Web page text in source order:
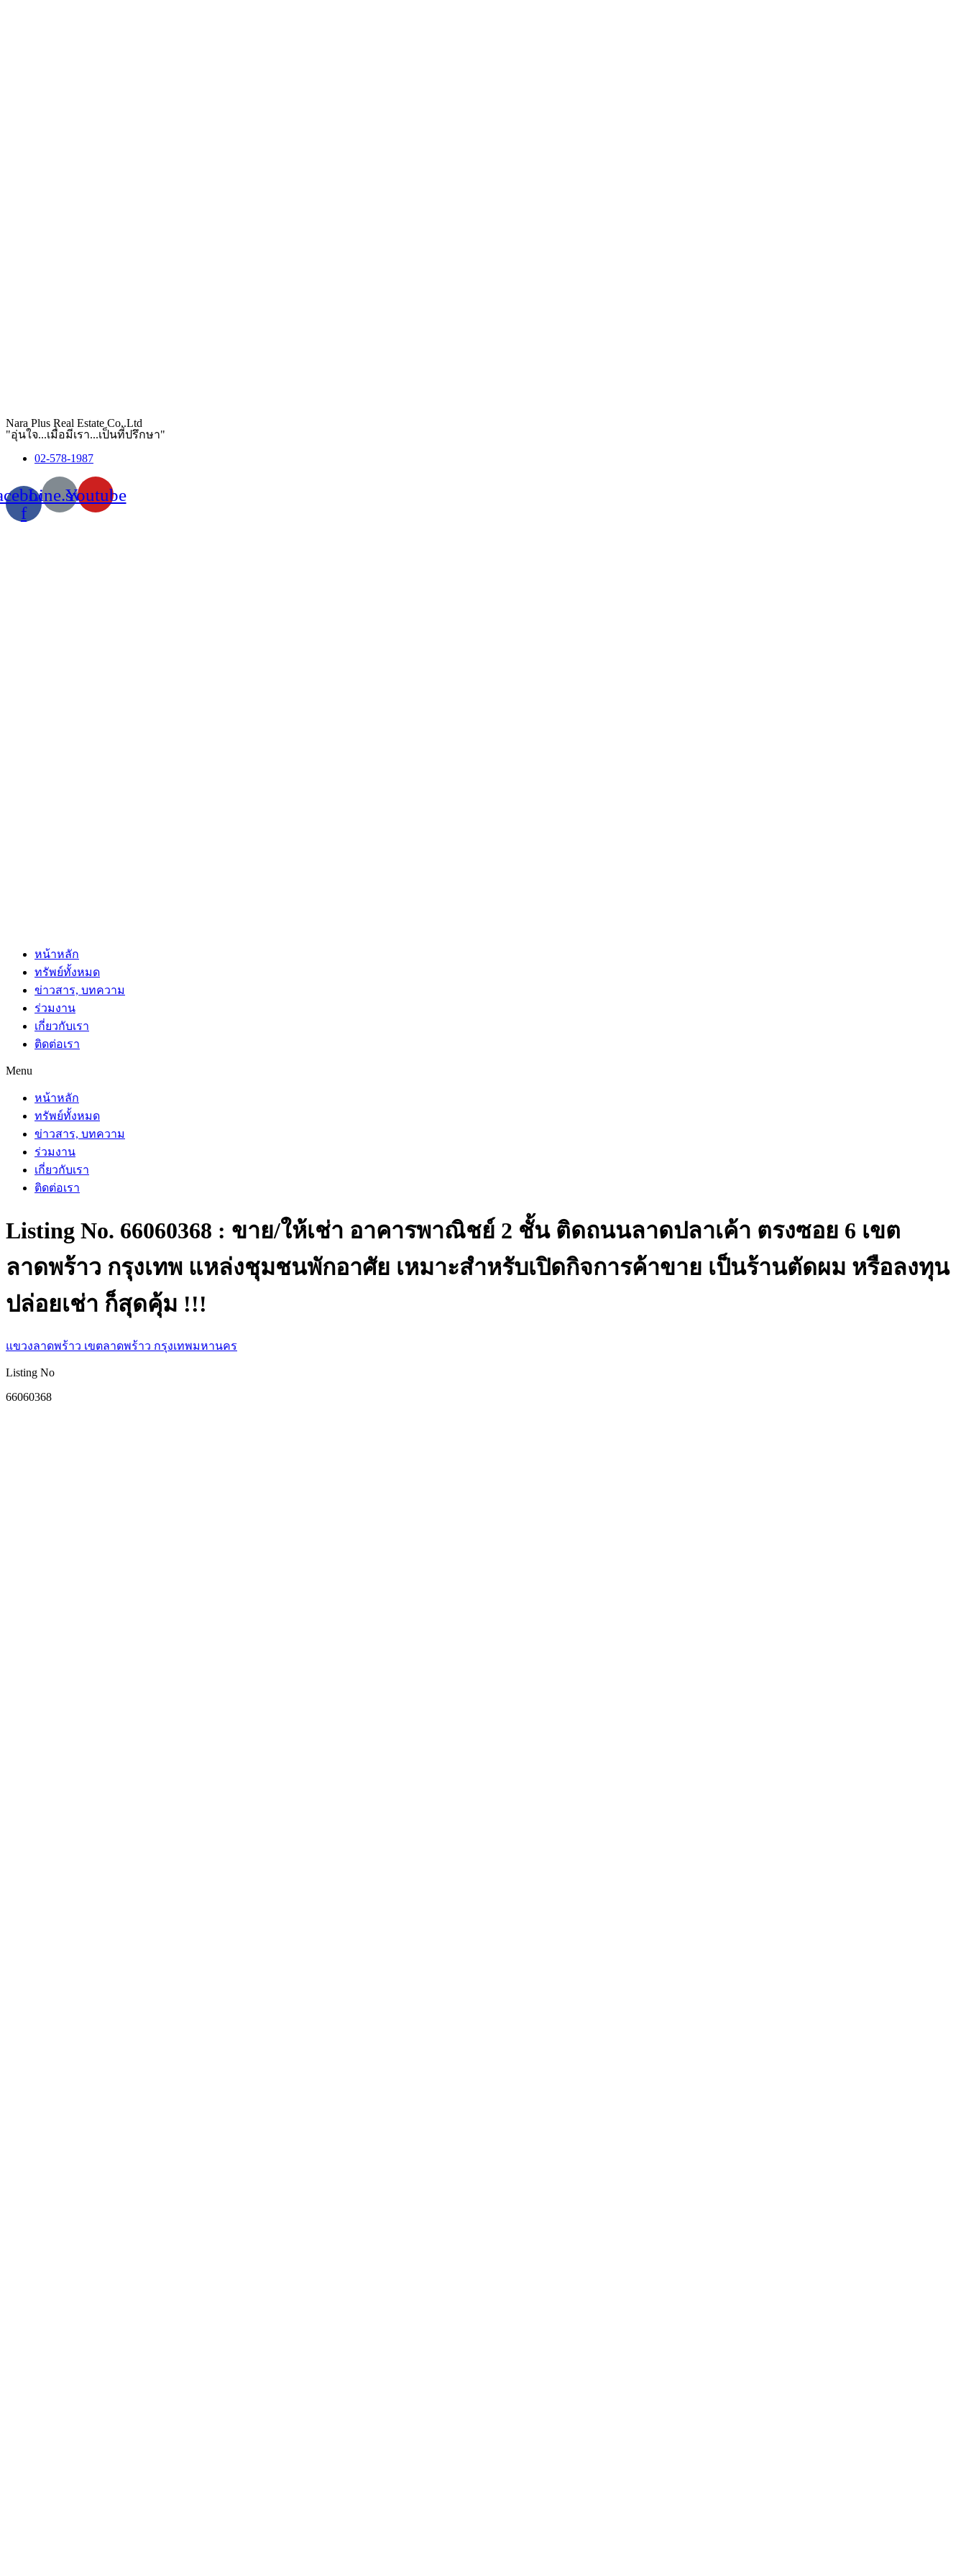
Nara Plus Real Estate Co,.Ltd
"อุ่นใจ...เมื่อมีเรา...เป็นที่ปรึกษา"
02-578-1987
f
Line.svgYoutube
หน้าหลัก
ทรัพย์ทั้งหมด
ข่าวสาร, บทความ
ร่วมงาน
เกี่ยวกับเรา
ติดต่อเรา
Menu
หน้าหลัก
ทรัพย์ทั้งหมด
ข่าวสาร, บทความ
ร่วมงาน
เกี่ยวกับเรา
ติดต่อเรา
Listing No. 66060368 : ขาย/ให้เช่า อาคารพาณิชย์ 2 ชั้น ติดถนนลาดปลาเค้า ตรงซอย 6 เขต
ลาดพร้าว กรุงเทพ แหล่งชุมชนพักอาศัย เหมาะสำหรับเปิดกิจการค้าขาย เป็นร้านตัดผม หรือลงทุน
ปล่อยเช่า ก็สุดคุ้ม !!!
แขวงลาดพร้าว เขตลาดพร้าว กรุงเทพมหานคร
Listing No
66060368